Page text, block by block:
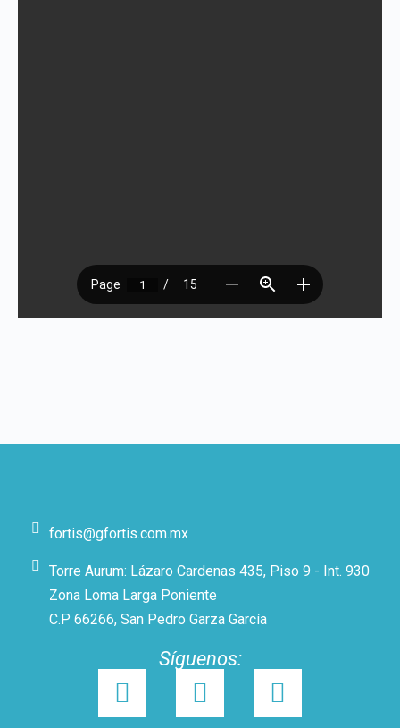
fortis@gfortis.com.mx
Torre Aurum: Lázaro Cardenas 435, Piso 9 - Int. 930
Zona Loma Larga Poniente
C.P 66266, San Pedro Garza García
Síguenos: